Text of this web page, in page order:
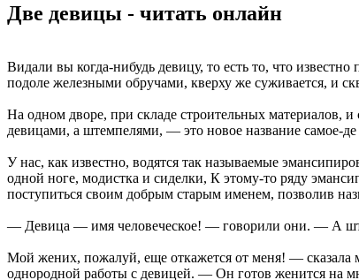
Две девицы - читать онлайн
Видали вы когда-нибудь девицу, то есть то, что
подоле железными обручами, кверху же суживается, и
На одном дворе, при складе строительных материалов,
девицами, а штемпелями, — это новое название самое-
У нас, как известно, водятся так называемые
одной ноге, модистка и сиделки, К этому-то ряду
поступиться своим добрым старым именем, позволив
— Девица — имя человеческое! — говорили они. — А
Мой жених, пожалуй, еще откажется от меня! — сказала
однородной работы с девицей. — Он готов женится на